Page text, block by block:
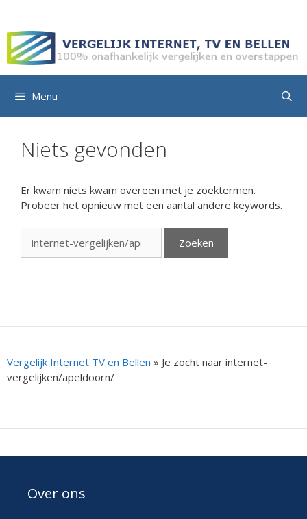
de
inhoud
Menu
Niets gevonden
Er kwam niets kwam overeen met je zoektermen.
Probeer het opnieuw met een aantal andere keywords.
naar:
Vergelijk Internet TV en Bellen » Je zocht naar internet-
vergelijken/apeldoorn/
Over ons